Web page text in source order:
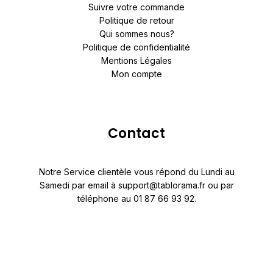
Suivre votre commande
Politique de retour
Qui sommes nous?
Politique de confidentialité
Mentions Légales
Mon compte
Contact
Notre Service clientèle vous répond du Lundi au
Samedi par email à support@tablorama.fr ou par
téléphone au 01 87 66 93 92.